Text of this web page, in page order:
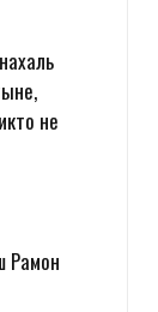
не
Рамон